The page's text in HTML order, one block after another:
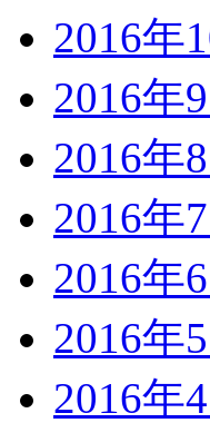
2016年
2016年9
2016年8
2016年7
2016年6
2016年5
2016年4